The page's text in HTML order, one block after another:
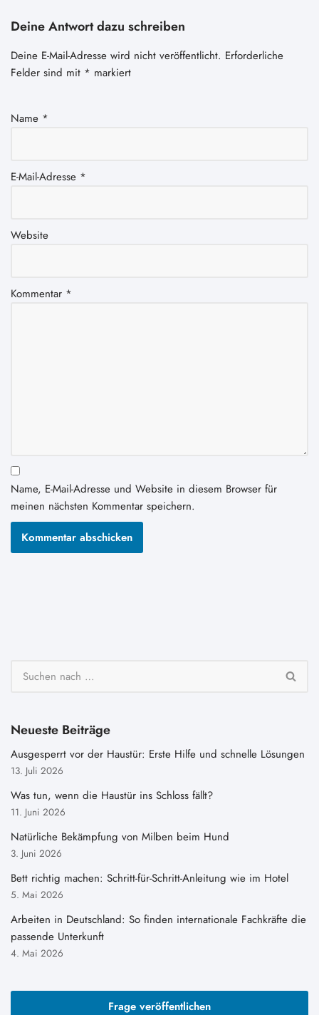
Deine Antwort dazu schreiben
Deine E-Mail-Adresse wird nicht veröffentlicht. Erforderliche
Felder sind mit * markiert
Name *
E-Mail-Adresse *
Website
Kommentar *
Name, E-Mail-Adresse und Website in diesem Browser für
meinen nächsten Kommentar speichern.
Neueste Beiträge
Ausgesperrt vor der Haustür: Erste Hilfe und schnelle Lösungen
13. Juli 2026
Was tun, wenn die Haustür ins Schloss fällt?
11. Juni 2026
Natürliche Bekämpfung von Milben beim Hund
3. Juni 2026
Bett richtig machen: Schritt-für-Schritt-Anleitung wie im Hotel
5. Mai 2026
Arbeiten in Deutschland: So finden internationale Fachkräfte die
passende Unterkunft
4. Mai 2026
Frage veröffentlichen